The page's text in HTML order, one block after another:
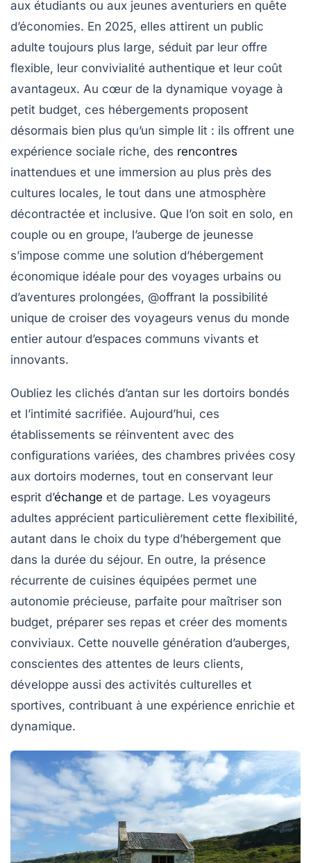
aux étudiants ou aux jeunes aventuriers en quête
d’économies. En 2025, elles attirent un public
adulte toujours plus large, séduit par leur offre
flexible, leur convivialité authentique et leur coût
avantageux. Au cœur de la dynamique voyage à
petit budget, ces hébergements proposent
désormais bien plus qu’un simple lit : ils offrent une
expérience sociale riche, des rencontres
inattendues et une immersion au plus près des
cultures locales, le tout dans une atmosphère
décontractée et inclusive. Que l’on soit en solo, en
couple ou en groupe, l’auberge de jeunesse
s’impose comme une solution d’hébergement
économique idéale pour des voyages urbains ou
d’aventures prolongées, @offrant la possibilité
unique de croiser des voyageurs venus du monde
entier autour d’espaces communs vivants et
innovants.
Oubliez les clichés d’antan sur les dortoirs bondés
et l’intimité sacrifiée. Aujourd’hui, ces
établissements se réinventent avec des
configurations variées, des chambres privées cosy
aux dortoirs modernes, tout en conservant leur
esprit d’échange et de partage. Les voyageurs
adultes apprécient particulièrement cette flexibilité,
autant dans le choix du type d’hébergement que
dans la durée du séjour. En outre, la présence
récurrente de cuisines équipées permet une
autonomie précieuse, parfaite pour maîtriser son
budget, préparer ses repas et créer des moments
conviviaux. Cette nouvelle génération d’auberges,
conscientes des attentes de leurs clients,
développe aussi des activités culturelles et
sportives, contribuant à une expérience enrichie et
dynamique.